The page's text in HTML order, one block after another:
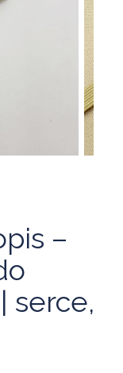
–
serce,